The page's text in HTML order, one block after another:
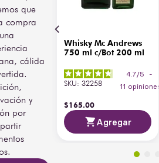
que
compra
cálida
y
por
Whisky Mc Andrews
750 ml c/Bot 200 ml
4.7/5
-
11 opiniones
SKU: 32258
$165.00
Agregar